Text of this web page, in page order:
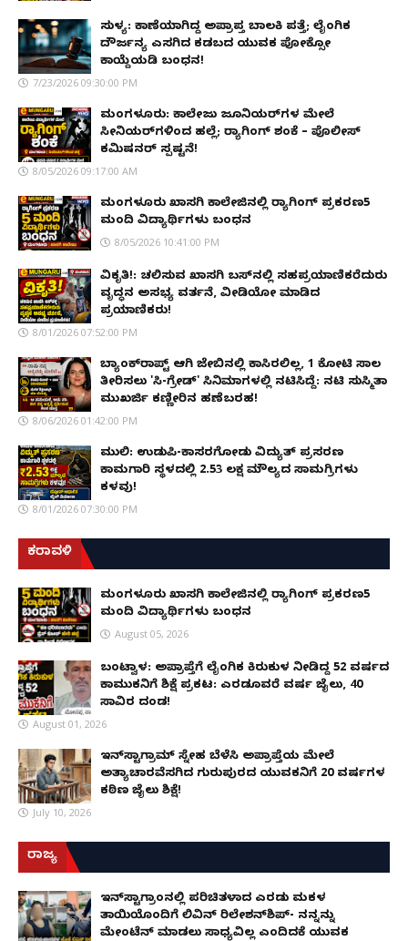
ಸುಳ್ಯ: ಕಾಣೆಯಾಗಿದ್ದ ಅಪ್ರಾಪ್ತ ಬಾಲಕಿ ಪತ್ತೆ; ಲೈಂಗಿಕ
ದೌರ್ಜನ್ಯ ಎಸಗಿದ ಕಡಬದ ಯುವಕ ಪೋಕ್ಸೋ
ಕಾಯ್ದೆಯಡಿ ಬಂಧನ!
7/23/2026 09:30:00 PM
ಮಂಗಳೂರು: ಕಾಲೇಜು ಜೂನಿಯರ್‌ಗಳ ಮೇಲೆ
ಸೀನಿಯರ್‌ಗಳಿಂದ ಹಲ್ಲೆ; ರ‌್ಯಾಗಿಂಗ್ ಶಂಕೆ – ಪೊಲೀಸ್
ಕಮಿಷನರ್ ಸ್ಪಷ್ಟನೆ!
8/05/2026 09:17:00 AM
ಮಂಗಳೂರು ಖಾಸಗಿ ಕಾಲೇಜಿನಲ್ಲಿ ರ‌್ಯಾಗಿಂಗ್ ಪ್ರಕರಣ5
ಮಂದಿ ವಿದ್ಯಾರ್ಥಿಗಳು ಬಂಧನ
8/05/2026 10:41:00 PM
ವಿಕೃತಿ!: ಚಲಿಸುವ ಖಾಸಗಿ ಬಸ್‌ನಲ್ಲಿ ಸಹಪ್ರಯಾಣಿಕರೆದುರು
ವೃದ್ಧನ ಅಸಭ್ಯ ವರ್ತನೆ, ವೀಡಿಯೋ ಮಾಡಿದ
ಪ್ರಯಾಣಿಕರು!
8/01/2026 07:52:00 PM
ಬ್ಯಾಂಕ್‌ರಾಪ್ಟ್‌ ಆಗಿ ಜೇಬಿನಲ್ಲಿ ಕಾಸಿರಲಿಲ್ಲ, ₹1 ಕೋಟಿ ಸಾಲ
ತೀರಿಸಲು 'ಸಿ-ಗ್ರೇಡ್' ಸಿನಿಮಾಗಳಲ್ಲಿ ನಟಿಸಿದ್ದೆ: ನಟಿ ಸುಸ್ಮಿತಾ
ಮುಖರ್ಜಿ ಕಣ್ಣೀರಿನ ಹಣೆಬರಹ!
8/06/2026 01:42:00 PM
ಮುಲ್ಕಿ: ಉಡುಪಿ-ಕಾಸರಗೋಡು ವಿದ್ಯುತ್ ಪ್ರಸರಣ
ಕಾಮಗಾರಿ ಸ್ಥಳದಲ್ಲಿ ₹2.53 ಲಕ್ಷ ಮೌಲ್ಯದ ಸಾಮಗ್ರಿಗಳು
ಕಳವು!
8/01/2026 07:30:00 PM
ಕರಾವಳಿ
ಮಂಗಳೂರು ಖಾಸಗಿ ಕಾಲೇಜಿನಲ್ಲಿ ರ‌್ಯಾಗಿಂಗ್ ಪ್ರಕರಣ5
ಮಂದಿ ವಿದ್ಯಾರ್ಥಿಗಳು ಬಂಧನ
August 05, 2026
ಬಂಟ್ವಾಳ: ಅಪ್ರಾಪ್ತೆಗೆ ಲೈಂಗಿಕ ಕಿರುಕುಳ ನೀಡಿದ್ದ 52 ವರ್ಷದ
ಕಾಮುಕನಿಗೆ ಶಿಕ್ಷೆ ಪ್ರಕಟ: ಎರಡೂವರೆ ವರ್ಷ ಜೈಲು, ₹40
ಸಾವಿರ ದಂಡ!
August 01, 2026
ಇನ್‌ಸ್ಟಾಗ್ರಾಮ್ ಸ್ನೇಹ ಬೆಳೆಸಿ ಅಪ್ರಾಪ್ತೆಯ ಮೇಲೆ
ಅತ್ಯಾಚಾರವೆಸಗಿದ ಗುರುಪುರದ ಯುವಕನಿಗೆ 20 ವರ್ಷಗಳ
ಕಠಿಣ ಜೈಲು ಶಿಕ್ಷೆ!
July 10, 2026
ರಾಜ್ಯ
ಇನ್​ಸ್ಟಾಗ್ರಾಂನಲ್ಲಿ ಪರಿಚಿತಳಾದ ಎರಡು ಮಕ್ಕಳ
ತಾಯಿಯೊಂದಿಗೆ ಲಿವಿನ್ ರಿಲೇಶನ್​ಶಿಪ್- ನನ್ನನ್ನು
ಮೇಂಟೆನ್ ಮಾಡಲು ಸಾಧ್ಯವಿಲ್ಲ ಎಂದಿದಕ್ಕೆ ಯುವಕ